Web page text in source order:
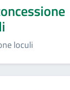
loculi